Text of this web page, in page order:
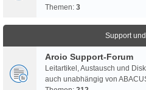
Themen: 3
Support
Aroio Support-Forum
Leitartikel, Austausch und
auch unabhängig von